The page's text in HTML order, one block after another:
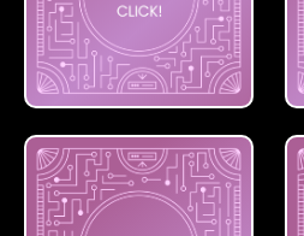
레오나르도
AI